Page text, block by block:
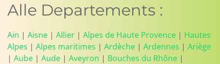
Alle Departements :
Ain | Aisne | Allier | Alpes de Haute Provence | Hautes
Alpes | Alpes maritimes | Ardèche | Ardennes | Ariège
| Aube | Aude | Aveyron | Bouches du Rhône |